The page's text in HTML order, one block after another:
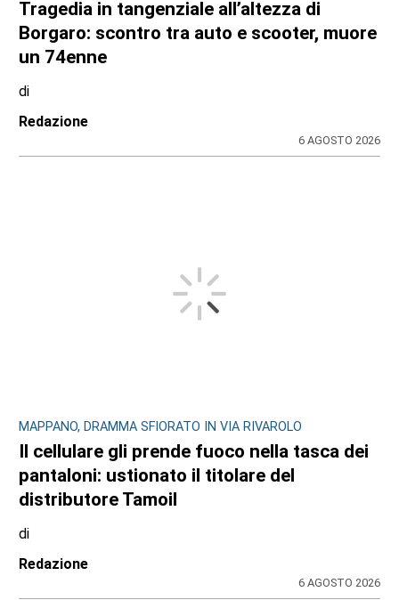
Tragedia in tangenziale all’altezza di
Borgaro: scontro tra auto e scooter, muore
un 74enne
di
Redazione
6 AGOSTO 2026
MAPPANO, DRAMMA SFIORATO IN VIA RIVAROLO
Il cellulare gli prende fuoco nella tasca dei
pantaloni: ustionato il titolare del
distributore Tamoil
di
Redazione
6 AGOSTO 2026